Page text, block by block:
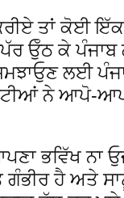
ਤਾਂ ਕੋਈ ਇੱਕ
ਓੁੱਠ ਕੇ ਪੰਜਾਬ
ਲਈ
ਨੇ ਆਪੋ-
ਭਵਿੱਖ ਨਾ
ਗੰਭੀਰ ਹੈ ਅਤੇ